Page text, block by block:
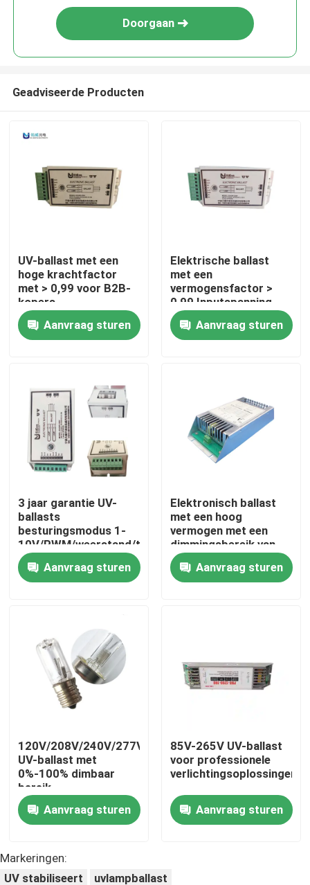
Producten
Ongeveer ons
Kwaliteitscontrole
Contacteer ons
Nieuws
Verzoek om een Citaat
Achtermassager-Stootkussen
Doorgaan
Geadviseerde Producten
UV-ballast met een
hoge krachtfactor
met > 0,99 voor B2B-
kopers
Aanvraag sturen
Elektrische ballast
met een
vermogensfactor >
0,99 Inputspanning
120V/ 208V/ 240V/
277V/ 347V/ 480V
Levensduur 000 uur
Aanvraag sturen
3 jaar garantie UV-
ballasts
besturingsmodus 1-
10V/PWM/weerstand/timer/afstandsbediening
Aanvraag sturen
Elektronisch ballast
met een hoog
vermogen met een
dimmingsbereik van
0% tot 100%
Aanvraag sturen
120V/208V/240V/277V/347V/480V
UV-ballast met
0%-100% dimbaar
bereik
Aanvraag sturen
85V-265V UV-ballast
voor professionele
verlichtingsoplossingen
Aanvraag sturen
Markeringen:
UV stabiliseert
uvlampballast